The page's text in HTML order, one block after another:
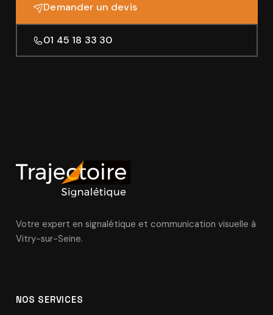
Demander un devis
01 45 18 33 30
Votre expert en signalétique et communication visuelle à
Vitry-sur-Seine.
NOS SERVICES